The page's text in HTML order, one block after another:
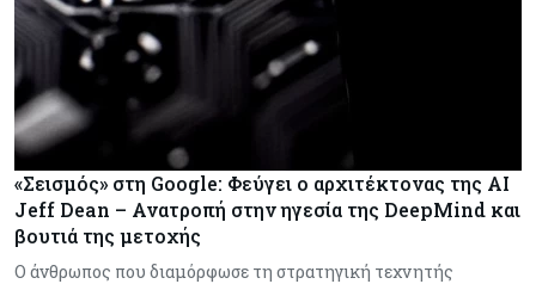
«Σεισμός» στη Google: Φεύγει ο αρχιτέκτονας της AI
Jeff Dean – Ανατροπή στην ηγεσία της DeepMind και
βουτιά της μετοχής
Ο άνθρωπος που διαμόρφωσε τη στρατηγική τεχνητής